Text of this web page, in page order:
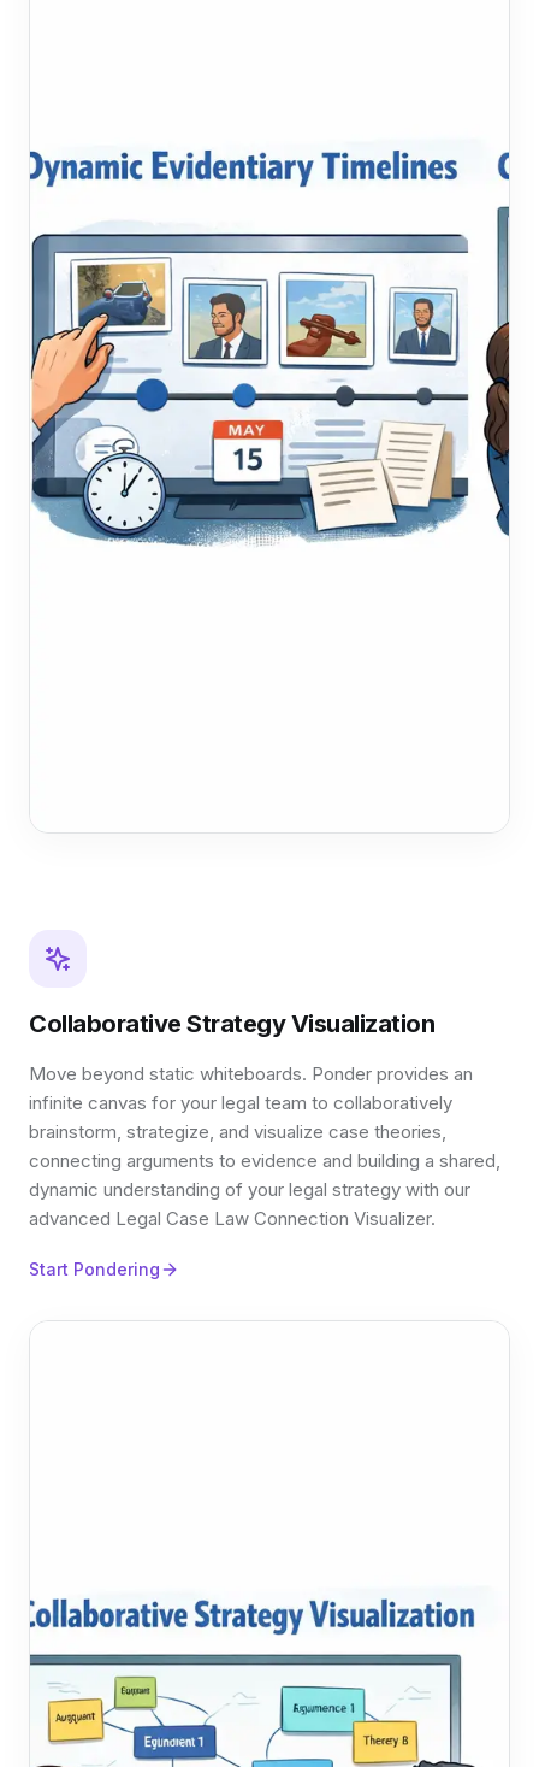
Collaborative Strategy Visualization
Move beyond static whiteboards. Ponder provides an
infinite canvas for your legal team to collaboratively
brainstorm, strategize, and visualize case theories,
connecting arguments to evidence and building a shared,
dynamic understanding of your legal strategy with our
advanced Legal Case Law Connection Visualizer.
Start Pondering